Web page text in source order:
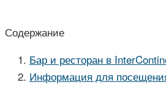
Содержание
Бар и ресторан в
Информация для